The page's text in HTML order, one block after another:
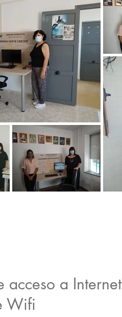
acceso a Internet
Wifi